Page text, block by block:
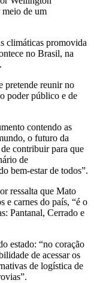
de um
climáticas promovida
no Brasil, na
pretende reunir no
poder público e de
contendo as
o futuro da
contribuir para que
de
bem-estar de todos”.
ressalta que Mato
e carnes do país, “é o
Pantanal, Cerrado e
estado: “no coração
de acessar os
de logística de